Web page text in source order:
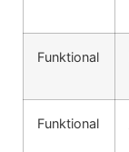
Funktional
Funktional